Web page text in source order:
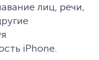
лиц, речи,
iPhone.